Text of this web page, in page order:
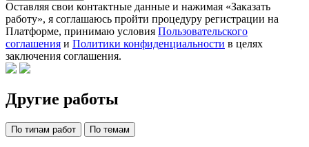
Оставляя свои контактные данные и нажимая «Заказать
работу», я соглашаюсь пройти процедуру регистрации на
Платформе, принимаю условия Пользовательского
соглашения и Политики конфиденциальности в целях
заключения соглашения.
Другие работы
По типам работ По темам